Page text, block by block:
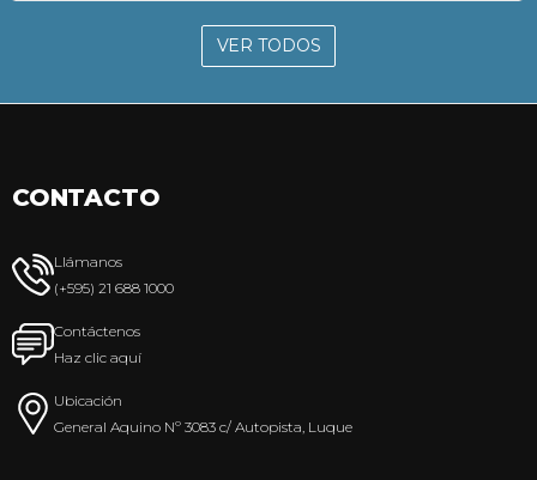
VER TODOS
CONTACTO
Llámanos
(+595) 21 688 1000
Contáctenos
Haz clic aquí
Ubicación
General Aquino Nº 3083 c/ Autopista, Luque